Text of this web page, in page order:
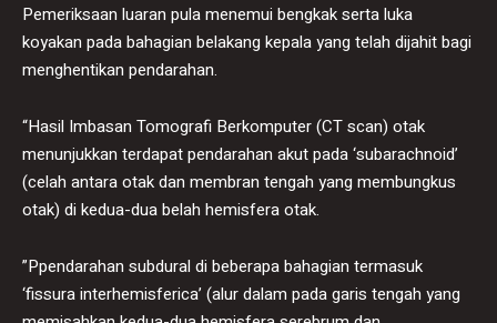
Pemeriksaan luaran pula menemui bengkak serta luka
koyakan pada bahagian belakang kepala yang telah dijahit bagi
menghentikan pendarahan.
“Hasil Imbasan Tomografi Berkomputer (CT scan) otak
menunjukkan terdapat pendarahan akut pada ‘subarachnoid’
(celah antara otak dan membran tengah yang membungkus
otak) di kedua-dua belah hemisfera otak.
”Ppendarahan subdural di beberapa bahagian termasuk
‘fissura interhemisferica’ (alur dalam pada garis tengah yang